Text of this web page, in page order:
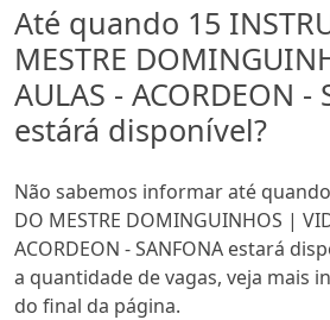
Até quando 15
MESTRE
AULAS - ACORDEON -
estárá disponível?
Não sabemos informar até quando
DO MESTRE DOMINGUINHOS |
ACORDEON - SANFONA estará
a quantidade de vagas, veja mais
do final da página.